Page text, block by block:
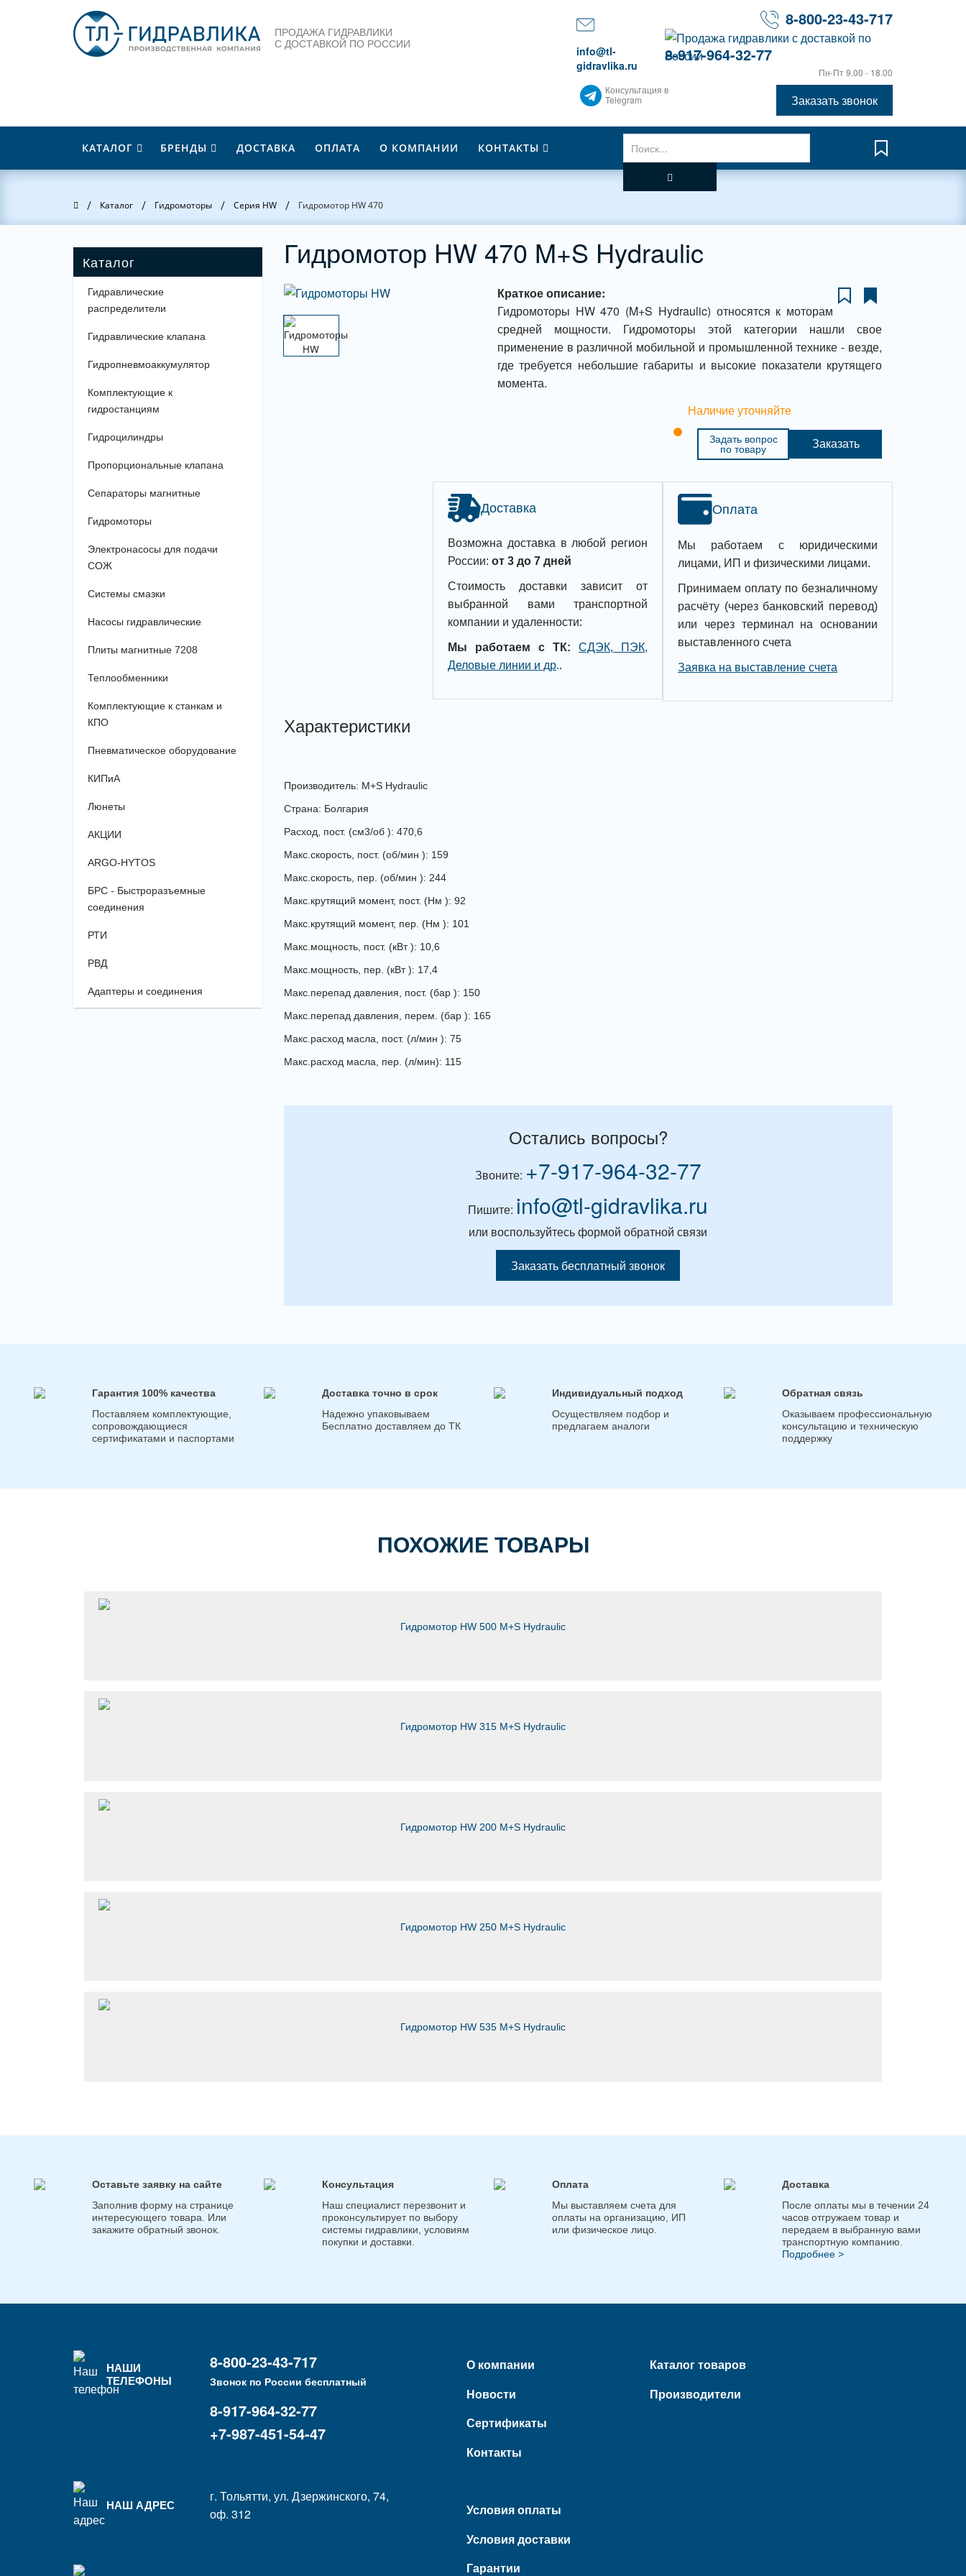
ПРОДАЖА ГИДРАВЛИКИ
С ДОСТАВКОЙ ПО РОССИИ
info@tl-
gidravlika.ru
8-800-23-43-717
8-917-964-32-77
Пн-Пт 9.00 - 18.00
Консультация в
Telegram
Заказать звонок
КАТАЛОГ БРЕНДЫ ДОСТАВКА ОПЛАТА О КОМПАНИИ КОНТАКТЫ
Главная
/ Каталог / Гидромоторы / Серия HW / Гидромотор HW 470
Гидравлические
распределители
Гидравлические клапана
Гидропневмоаккумулятор
Комплектующие к
гидростанциям
Гидроцилиндры
Пропорциональные клапана
Сепараторы магнитные
Гидромоторы
Электронасосы для подачи
СОЖ
Системы смазки
Насосы гидравлические
Плиты магнитные 7208
Теплообменники
Комплектующие к станкам и
КПО
Пневматическое оборудование
КИПиА
Люнеты
АКЦИИ
ARGO-HYTOS
БРС - Быстроразъемные
соединения
РТИ
РВД
Адаптеры и соединения
Гидромотор HW 470 M+S Hydraulic
Краткое описание:
Гидромоторы HW 470 (M+S Hydraulic) относятся к моторам
средней мощности. Гидромоторы этой категории нашли свое
применение в различной мобильной и промышленной технике - везде,
где требуется небольшие габариты и высокие показатели крутящего
момента.
Наличие уточняйте
Задать вопрос
по товару
Заказать
Оплата
Мы работаем с юридическими
лицами, ИП и физическими лицами.
Принимаем оплату по безналичному
расчёту (через банковский перевод)
или через терминал на основании
выставленного счета
Заявка на выставление счета
Доставка
Возможна доставка в любой регион
России: от 3 до 7 дней
Стоимость доставки зависит от
выбранной вами транспортной
компании и удаленности:
Мы работаем с ТК:
СДЭК, ПЭК,
Деловые линии и др..
Характеристики
Производитель: M+S Hydraulic
Страна: Болгария
Расход, пост. (см3/об ): 470,6
Макс.скорость, пост. (об/мин ): 159
Макс.скорость, пер. (об/мин ): 244
Макс.крутящий момент, пост. (Нм ): 92
Макс.крутящий момент, пер. (Нм ): 101
Макс.мощность, пост. (кВт ): 10,6
Макс.мощность, пер. (кВт ): 17,4
Макс.перепад давления, пост. (бар ): 150
Макс.перепад давления, перем. (бар ): 165
Макс.расход масла, пост. (л/мин ): 75
Макс.расход масла, пер. (л/мин): 115
Остались вопросы?
Звоните: +7-917-964-32-77
Пишите: info@tl-gidravlika.ru
или воспользуйтесь формой обратной связи
Заказать бесплатный звонок
Гарантия 100% качества
Поставляем комплектующие,
сопровождающиеся
сертификатами и паспортами
Доставка точно в срок
Надежно упаковываем
Бесплатно доставляем до ТК
Индивидуальный подход
Осуществляем подбор и
предлагаем аналоги
Обратная связь
Оказываем профессиональную
консультацию и техническую
поддержку
ПОХОЖИЕ ТОВАРЫ
Гидромотор HW 500 M+S Hydraulic
Гидромотор HW 315 M+S Hydraulic
Гидромотор HW 200 M+S Hydraulic
Гидромотор HW 250 M+S Hydraulic
Гидромотор HW 535 M+S Hydraulic
Оставьте заявку на сайте
Заполнив форму на странице
интересующего товара. Или
закажите обратный звонок.
Консультация
Наш специалист перезвонит и
проконсультирует по выбору
системы гидравлики, условиям
покупки и доставки.
Оплата
Мы выставляем счета для
оплаты на организацию, ИП
или физическое лицо.
Доставка
После оплаты мы в течении 24
часов отгружаем товар и
передаем в выбранную вами
транспортную компанию.
Подробнее >
НАШИ
ТЕЛЕФОНЫ
8-800-23-43-717
Звонок по России бесплатный
8-917-964-32-77
+7-987-451-54-47
НАШ АДРЕС
г. Тольятти, ул. Дзержинского, 74,
оф. 312
О компании
Новости
Сертификаты
Контакты
Условия оплаты
Условия доставки
Гарантии
Каталог товаров
Производители